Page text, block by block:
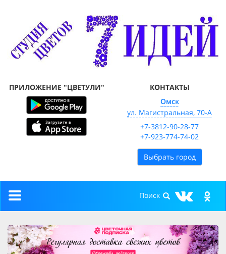
ПРИЛОЖЕНИЕ "ЦВЕТУЛИ"
КОНТАКТЫ
Омск
ул. Магистральная, 70-А
+7-3812-90-28-77
+7-923-774-74-02
Выбрать город
Toggle